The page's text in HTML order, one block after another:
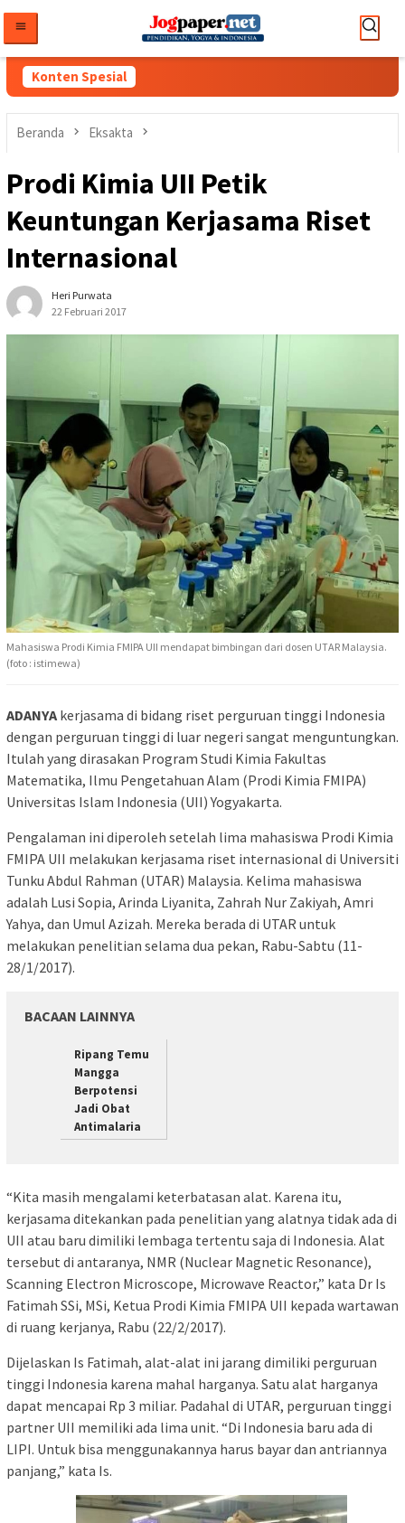
konten
Konten Spesial
Beranda Eksakta
Prodi Kimia UII Petik
Keuntungan Kerjasama Riset
Internasional
Heri Purwata
22 Februari 2017
Mahasiswa Prodi Kimia FMIPA UII mendapat bimbingan dari dosen UTAR Malaysia.
(foto : istimewa)
ADANYA kerjasama di bidang riset perguruan tinggi Indonesia
dengan perguruan tinggi di luar negeri sangat menguntungkan.
Itulah yang dirasakan Program Studi Kimia Fakultas
Matematika, Ilmu Pengetahuan Alam (Prodi Kimia FMIPA)
Universitas Islam Indonesia (UII) Yogyakarta.
Pengalaman ini diperoleh setelah lima mahasiswa Prodi Kimia
FMIPA UII melakukan kerjasama riset internasional di Universiti
Tunku Abdul Rahman (UTAR) Malaysia. Kelima mahasiswa
adalah Lusi Sopia, Arinda Liyanita, Zahrah Nur Zakiyah, Amri
Yahya, dan Umul Azizah. Mereka berada di UTAR untuk
melakukan penelitian selama dua pekan, Rabu-Sabtu (11-
28/1/2017).
BACAAN LAINNYA
Ripang Temu
Mangga
Berpotensi
Jadi Obat
Antimalaria
“Kita masih mengalami keterbatasan alat. Karena itu,
kerjasama ditekankan pada penelitian yang alatnya tidak ada di
UII atau baru dimiliki lembaga tertentu saja di Indonesia. Alat
tersebut di antaranya, NMR (Nuclear Magnetic Resonance),
Scanning Electron Microscope, Microwave Reactor,” kata Dr Is
Fatimah SSi, MSi, Ketua Prodi Kimia FMIPA UII kepada wartawan
di ruang kerjanya, Rabu (22/2/2017).
Dijelaskan Is Fatimah, alat-alat ini jarang dimiliki perguruan
tinggi Indonesia karena mahal harganya. Satu alat harganya
dapat mencapai Rp 3 miliar. Padahal di UTAR, perguruan tinggi
partner UII memiliki ada lima unit. “Di Indonesia baru ada di
LIPI. Untuk bisa menggunakannya harus bayar dan antriannya
panjang,” kata Is.